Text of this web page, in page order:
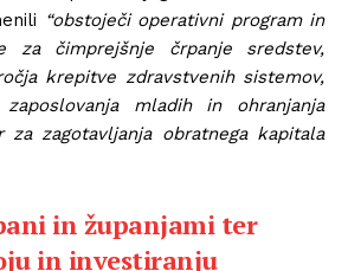
“obstoječi operativni program in
za čimprejšnje črpanje sredstev,
krepitve zdravstvenih sistemov,
mladih in ohranjanja
zagotavljanja obratnega kapitala
in županjami ter
in investiranju